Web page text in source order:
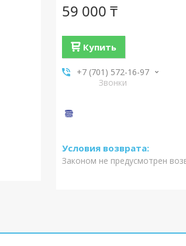
59 000 ₸
Купить
+7 (701) 572-16-97
Звонки
Законом не предусмотрен